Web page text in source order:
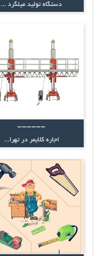
دستگاه تولید میلگرد ...
------
اجاره کلایمر در تهرا...